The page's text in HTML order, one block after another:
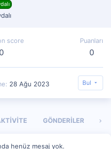
score
0
Puanları
0
28 Ağu 2023 Bul
GÖNDERILER
henüz mesaj yok.